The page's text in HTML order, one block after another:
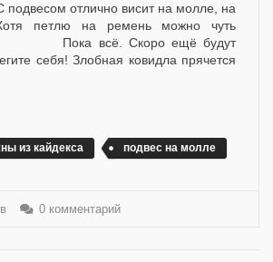
подвесом отлично висит на молле, на
петлю на ремень можно чуть
Пока всё. Скоро ещё будут
себя! Злобная ковидла прячется
из кайдекса
подвес на молле
0 комментарий